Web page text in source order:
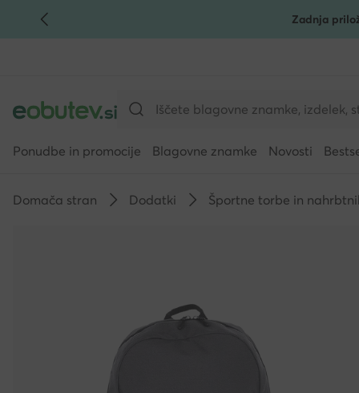
POJDI NA GLAVNO VSEBINO Zadnja
Ponudbe in promocije Blagovne znamke Novosti
Domača stran Dodatki Športne torbe in